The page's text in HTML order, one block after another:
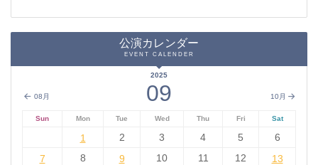
公演カレンダー
EVENT CALENDER
08月 10月
2025
09
Sun Mon Tue Wed Thu Fri Sat
11 2 3 4 5
6
7
7 8 9
9 10 11 12 13
13